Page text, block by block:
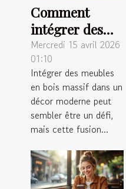
Comment
intégrer des
meubles en
bois massif
dans un décor
moderne ?
Mercredi 15 avril 2026
01:10
Intégrer des meubles
en bois massif dans un
décor moderne peut
sembler être un défi,
mais cette fusion...